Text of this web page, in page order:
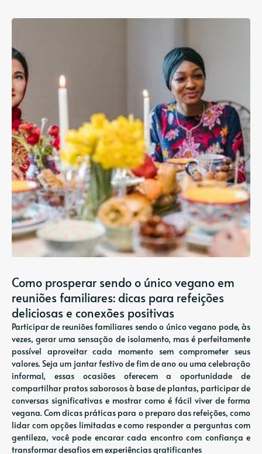
Como prosperar sendo o único vegano em
reuniões familiares: dicas para refeições
deliciosas e conexões positivas
Participar de reuniões familiares sendo o único vegano pode, às
vezes, gerar uma sensação de isolamento, mas é perfeitamente
possível aproveitar cada momento sem comprometer seus
valores. Seja um jantar festivo de fim de ano ou uma celebração
informal, essas ocasiões oferecem a oportunidade de
compartilhar pratos saborosos à base de plantas, participar de
conversas significativas e mostrar como é fácil viver de forma
vegana. Com dicas práticas para o preparo das refeições, como
lidar com opções limitadas e como responder a perguntas com
gentileza, você pode encarar cada encontro com confiança e
transformar desafios em experiências gratificantes